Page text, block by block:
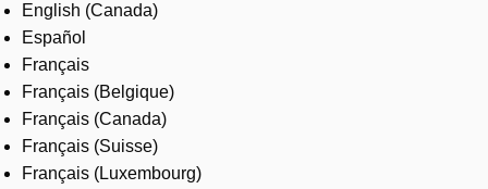
English (Canada)
Español
Français
Français (Belgique)
Français (Canada)
Français (Suisse)
Français (Luxembourg)